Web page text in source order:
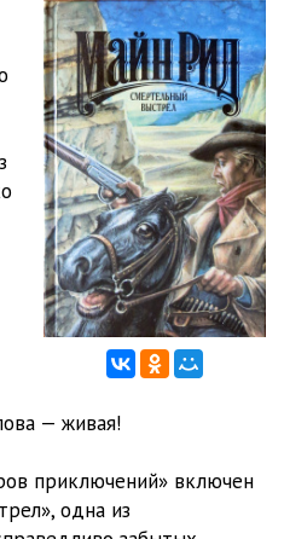
11:56
16:47
09:07
11:24
10:19
09:29
10:04
06:32
— живая!
приключений» включен
одна из